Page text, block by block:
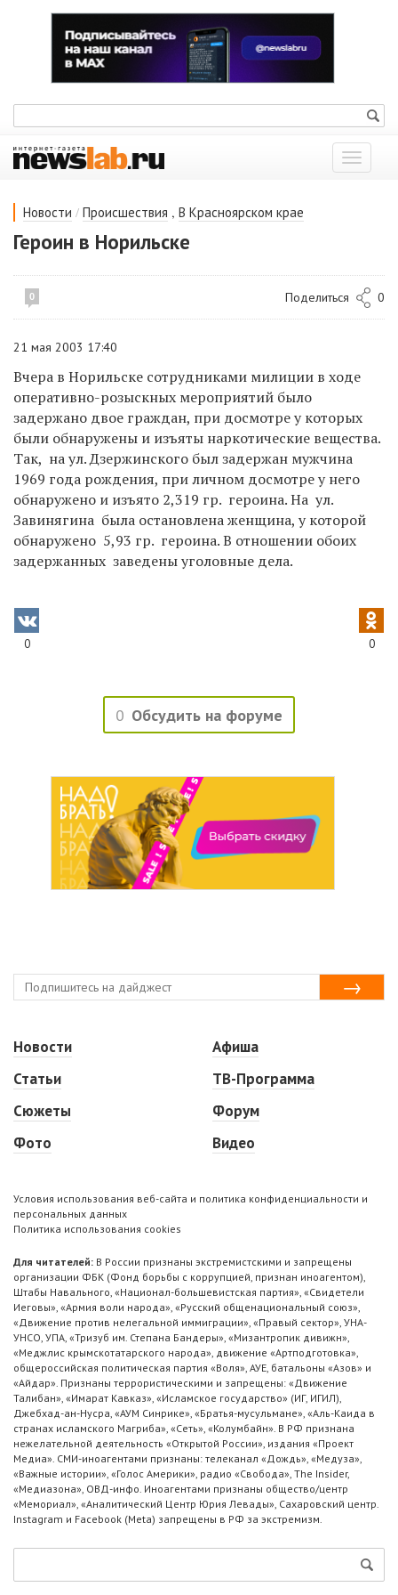
Показать
меню
Новости / Происшествия , В Красноярском крае
Героин в Норильске
0 Поделиться 0
21 мая 2003 17:40
Вчера в Норильске сотрудниками милиции в ходе
оперативно-розыскных мероприятий было
задержано двое граждан, при досмотре у которых
были обнаружены и изъяты наркотические вещества.
Так, на ул. Дзержинского был задержан мужчина
1969 года рождения, при личном досмотре у него
обнаружено и изъято 2,319 гр. героина. На ул.
Завинягина была остановлена женщина, у которой
обнаружено 5,93 гр. героина. В отношении обоих
задержанных заведены уголовные дела.
0 0
0 Обсудить на форуме
Новости
Статьи
Сюжеты
Фото
Афиша
ТВ-Программа
Форум
Видео
Условия использования веб-сайта и политика конфиденциальности и
персональных данных
Политика использования cookies
Для читателей: В России признаны экстремистскими и запрещены
организации ФБК (Фонд борьбы с коррупцией, признан иноагентом),
Штабы Навального, «Национал-большевистская партия», «Свидетели
Иеговы», «Армия воли народа», «Русский общенациональный союз»,
«Движение против нелегальной иммиграции», «Правый сектор», УНА-
УНСО, УПА, «Тризуб им. Степана Бандеры», «Мизантропик дивижн»,
«Меджлис крымскотатарского народа», движение «Артподготовка»,
общероссийская политическая партия «Воля», АУЕ, батальоны «Азов» и
«Айдар». Признаны террористическими и запрещены: «Движение
Талибан», «Имарат Кавказ», «Исламское государство» (ИГ, ИГИЛ),
Джебхад-ан-Нусра, «АУМ Синрике», «Братья-мусульмане», «Аль-Каида в
странах исламского Магриба», «Сеть», «Колумбайн». В РФ признана
нежелательной деятельность «Открытой России», издания «Проект
Медиа». СМИ-иноагентами признаны: телеканал «Дождь», «Медуза»,
«Важные истории», «Голос Америки», радио «Свобода», The Insider,
«Медиазона», ОВД-инфо. Иноагентами признаны общество/центр
«Мемориал», «Аналитический Центр Юрия Левады», Сахаровский центр.
Instagram и Facebook (Metа) запрещены в РФ за экстремизм.